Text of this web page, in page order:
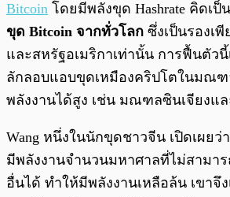
Bitcoin โดยมีพลังขุด Hashrate คิดเป็
ขุด Bitcoin จากทั่วโลก ซึ่งเป็นรองเ
และสหรัฐอเมริกาเท่านั้น การฟื้นตัว
ลักลอบแอบขุดเหมืองคริปโตในมณ
พลังงานได้สูง เช่น มณฑลซินเจียงแล
Wang หนึ่งในนักขุดชาวจีน เปิดเผย
มีพลังงานจำนวนมหาศาลที่ไม่สามา
อื่นได้ ทำให้มีพลังงานเหลือล้น เขาจึ